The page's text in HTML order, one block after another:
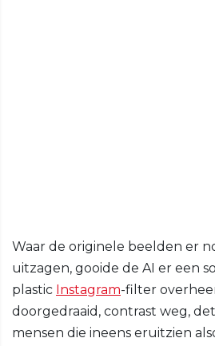
Waar de originele beelden er
uitzagen, gooide de AI er een
plastic Instagram-filter
doorgedraaid, contrast weg,
mensen die ineens eruitzien